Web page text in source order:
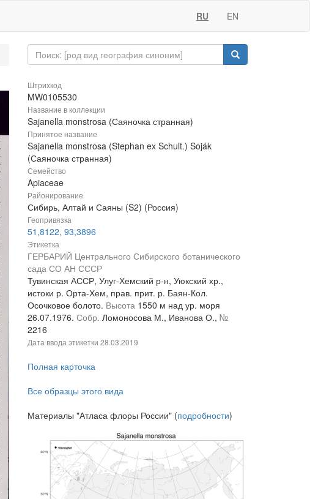
RU EN
Штрихкод
MW0105530
Название в коллекции
Sajanella monstrosa (Саяночка странная)
Принятое название
Sajanella monstrosa (Stephan ex Schult.) Soják
(Саяночка странная)
Семейство
Apiaceae
Районирование
Сибирь, Алтай и Саяны (S2) (Россия)
Геопривязка
51,8122, 93,3896
Этикетка
ГЕРБАРИЙ Центрального Сибирского ботанического
сада СО АН СССР
Тувинская АССР, Улуг-Хемский р-н, Уюкский хр.,
истоки р. Орта-Хем, прав. прит. р. Баян-Кол.
Осочковое болото. Высота 1550 м над ур. моря
26.07.1976. Собр. Ломоносова М., Иванова О., №
2216
Дата ввода этикетки 28.03.2019
Полная карточка
Все образцы этого вида
Материалы "Атласа флоры России" (подробности)